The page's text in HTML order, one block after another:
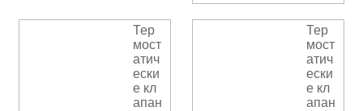
Тер
мост
атич
ески
е кл
апан
Тер
мост
атич
ески
е кл
апан